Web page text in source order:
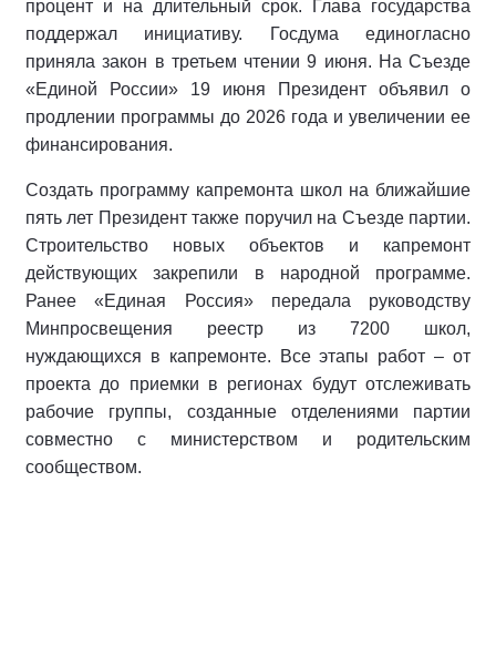
процент и на длительный срок. Глава государства
поддержал инициативу. Госдума единогласно
приняла закон в третьем чтении 9 июня. На Съезде
«Единой России» 19 июня Президент объявил о
продлении программы до 2026 года и увеличении ее
финансирования.
Создать программу капремонта школ на ближайшие
пять лет Президент также поручил на Съезде партии.
Строительство новых объектов и капремонт
действующих закрепили в народной программе.
Ранее «Единая Россия» передала руководству
Минпросвещения реестр из 7200 школ,
нуждающихся в капремонте. Все этапы работ – от
проекта до приемки в регионах будут отслеживать
рабочие группы, созданные отделениями партии
совместно с министерством и родительским
сообществом.